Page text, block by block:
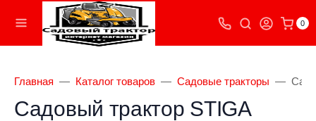
0
Главная Каталог товаров Садовые тракторы
Садовый трактор STIGA